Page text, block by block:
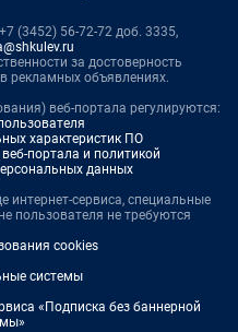
(3452) 56-72-72 доб. 3335,
за достоверность
рекламных объявлениях.
веб-портала регулируются:
характеристик ПО
портала и политикой
данных
интернет-сервиса, специальные
пользователя не требуются
cookies
системы
«Подписка без баннерной